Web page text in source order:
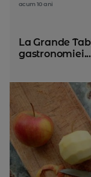
acum 10 ani
La Grande
gastronomiei...